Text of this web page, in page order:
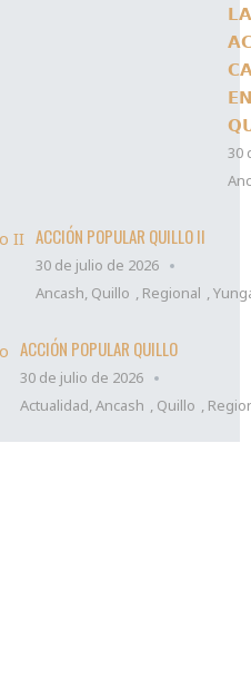
𝗟𝗔
30
ACCIÓN POPULAR QUILLO II
30 de julio de 2026
Ancash, Quillo , Regional ,
ACCIÓN POPULAR QUILLO
30 de julio de 2026
Actualidad,Ancash , Quillo ,